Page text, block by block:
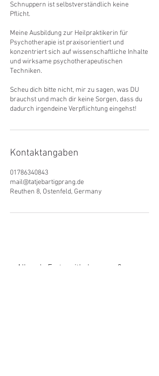
Schnuppern ist selbstverständlich keine
Pflicht.
Meine Ausbildung zur Heilpraktikerin für
Psychotherapie ist praxisorientiert und
konzentriert sich auf wissenschaftliche Inhalte
und wirksame psychotherapeutischen
Techniken.
Scheu dich bitte nicht, mir zu sagen, was DU
brauchst und mach dir keine Sorgen, dass du
dadurch irgendeine Verpflichtung eingehst!
Kontaktangaben
01786340843
mail@tatjebartigprang.de
Reuthen 8, Ostenfeld, Germany
Alles als Erste mitbekommen?